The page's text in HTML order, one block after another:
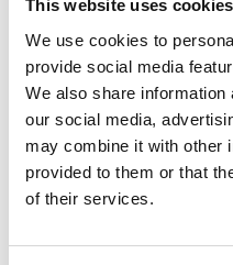
This website uses cookies
We use cookies to
provide social media
We also share
our social media,
may combine it with other
provided to them or that
of their services.
Wettkämpfe sind für
Ergebnislisten.
Sie bieten die
herauszufordern,
Erfahrungen zu
das tägliche Training
Ob Gold, Silber oder